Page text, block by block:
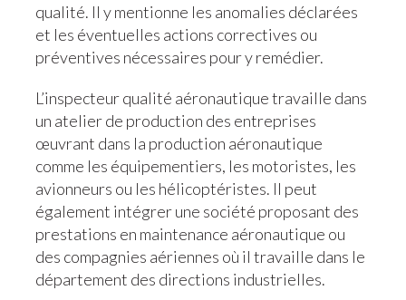
qualité. Il y mentionne les anomalies déclarées
et les éventuelles actions correctives ou
préventives nécessaires pour y remédier.
L’inspecteur qualité aéronautique travaille dans
un atelier de production des entreprises
œuvrant dans la production aéronautique
comme les équipementiers, les motoristes, les
avionneurs ou les hélicoptéristes. Il peut
également intégrer une société proposant des
prestations en maintenance aéronautique ou
des compagnies aériennes où il travaille dans le
département des directions industrielles.